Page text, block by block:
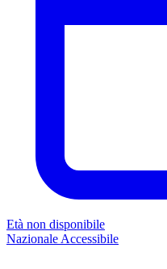
Età non disponibile
Nazionale Accessibile